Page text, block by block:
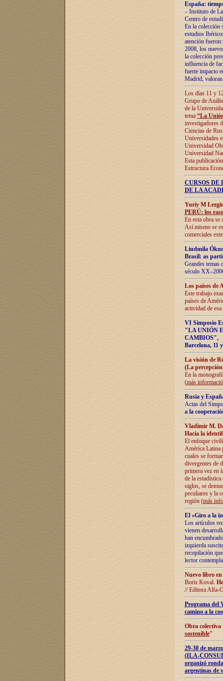
España:
– Instituto de
Centro de
En la colección
estudios
atención
2008, los
la colección
influencia de
fuerte impacto
Madrid,
Los días 11 y
Grupo de
de la
tema “La
investigadores
Ciencias de
Universidades
Universidad
Universidad
Esta
Estructura
CURSOS
DE LA
Yuriy M
PERÚ: los
En esta obra se
Así mismo se
comerciales
Liudmila
Brasil: as
Grandes temas
século
Los países de
Este trabajo
países de
actividad de
VI Simposio
"LA UNIÓN
CAMBIOS",
Barcelona, 11
La visión de
(La
En la
(más
Rusia y
Actas del
a la
Vladímir M.
Hacia la
El enfoque
América Latina
cuales se
divergentes de
primera vez en
de la
siglos, se
peculiares y la
región (más
El «Giro a la
Los artículos
vienen
han
izquierda
recopilación
lector
Nuevo libro
Boris Koval.
// Editora Alfa-
Programa del
camino a la
Obra
sostenible"
29-30 de
(ILA-
organizó
argentinas de